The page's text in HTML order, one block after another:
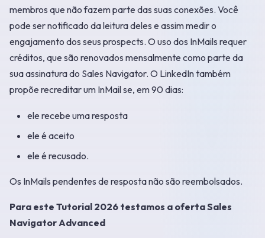
membros que não fazem parte das suas conexões. Você
pode ser notificado da leitura deles e assim medir o
engajamento dos seus prospects. O uso dos InMails requer
créditos, que são renovados mensalmente como parte da
sua assinatura do Sales Navigator. O LinkedIn também
propõe recreditar um InMail se, em 90 dias:
ele recebe uma resposta
ele é aceito
ele é recusado.
Os InMails pendentes de resposta não são reembolsados.
Para este Tutorial 2026 testamos a oferta Sales
Navigator Advanced